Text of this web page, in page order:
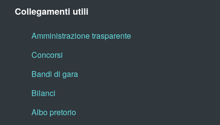
Collegamenti utili
Amministrazione trasparente
Concorsi
Bandi di gara
Bilanci
Albo pretorio